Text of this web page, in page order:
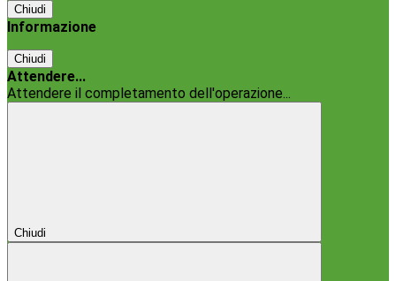
Chiudi
Informazione
Chiudi
Attendere...
Attendere il completamento dell'operazione...
Chiudi